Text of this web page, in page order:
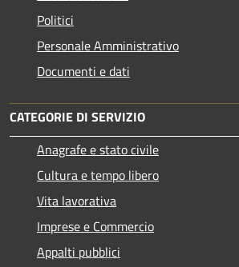
Politici
Personale Amministrativo
Documenti e dati
CATEGORIE DI SERVIZIO
Anagrafe e stato civile
Cultura e tempo libero
Vita lavorativa
Imprese e Commercio
Appalti pubblici